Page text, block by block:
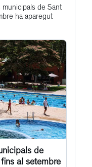
de Sant
ha aparegut
de
al setembre